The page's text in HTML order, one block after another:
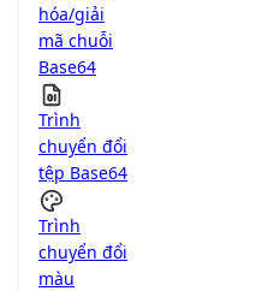
hóa/giải
mã chuỗi
Base64
Trình
chuyển đổi
tệp Base64
Trình
chuyển đổi
màu